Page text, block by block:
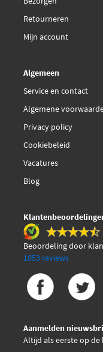
Retourneren
Mijn account
Algemeen
Service en contact
Algemene
Privacy policy
Cookiebeleid
Vacatures
Blog
Beoordeling door
1053 reviews
Aanmelden
Altijd als eerste op de